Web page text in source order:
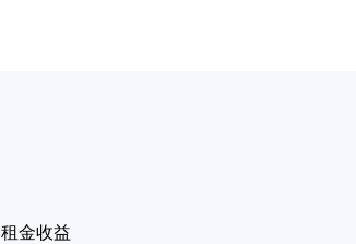
金收益